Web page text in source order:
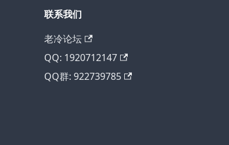
联系我们
老冷论坛
QQ: 1920712147
QQ群: 922739785